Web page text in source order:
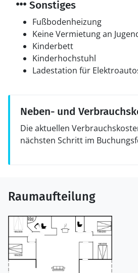
Sonstiges
Fußbodenheizung
Keine Vermietung an
Kinderbett
Kinderhochstuhl
Ladestation für
Neben- und
Die aktuellen
nächsten Schritt im
Raumaufteilung